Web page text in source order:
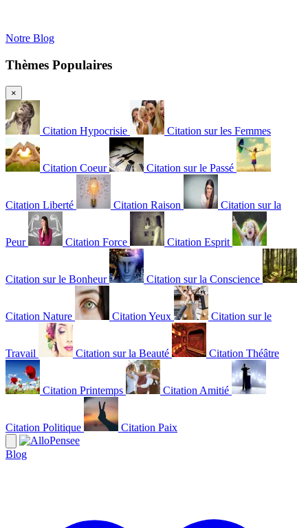
Notre Blog
Thèmes Populaires
×
Citation Hypocrisie Citation sur les Femmes
Citation Coeur Citation sur le Passé
Citation Liberté Citation Raison Citation sur la
Peur Citation Force Citation Esprit
Citation sur le Bonheur Citation sur la Conscience
Citation Nature Citation Yeux Citation sur le
Travail Citation sur la Beauté Citation Théâtre
Citation Printemps Citation Amitié
Citation Politique Citation Paix
Blog